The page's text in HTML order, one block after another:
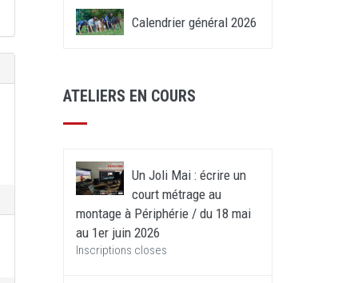
Calendrier général 2026
ATELIERS EN COURS
Un Joli Mai : écrire un
court métrage au
montage à Périphérie / du 18 mai
au 1er juin 2026
Inscriptions closes